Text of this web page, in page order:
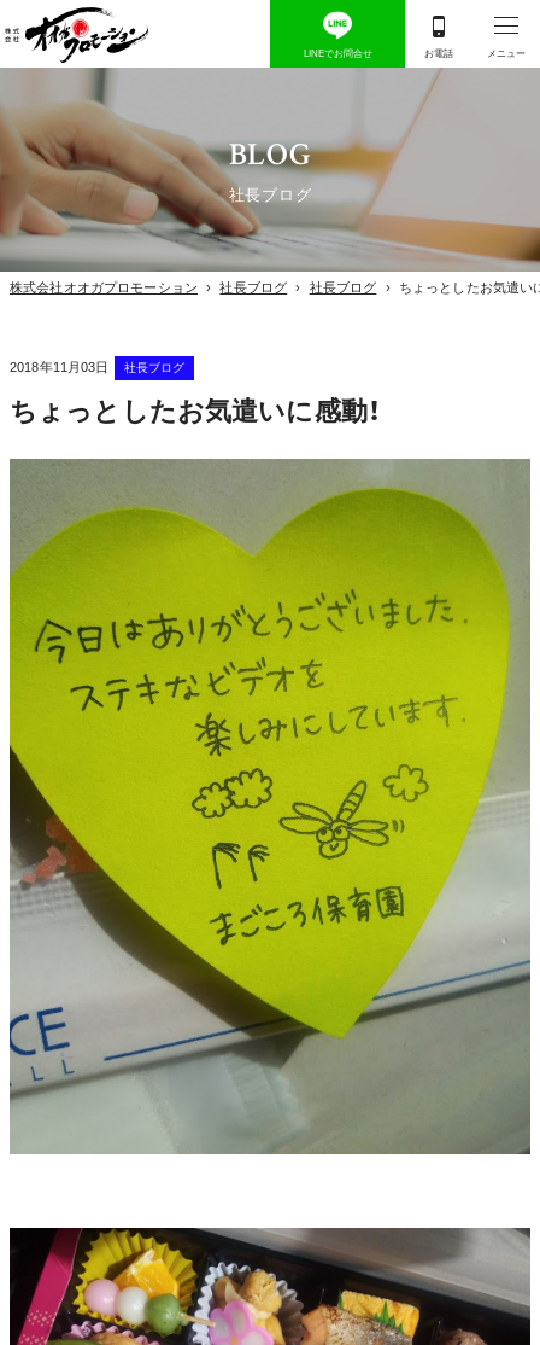
BLOG
社長ブログ
株式会社オオガプロモーション › 社長ブログ › 社長ブログ › ちょっとしたお気遣い
2018年11月03日 社長ブログ
ちょっとしたお気遣いに感動！